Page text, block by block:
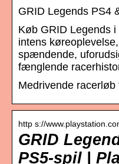
GRID Legends PS4
Køb GRID Legends
intens
spændende,
fænglende
Medrivende
http s://
GRID
PS5-spil |